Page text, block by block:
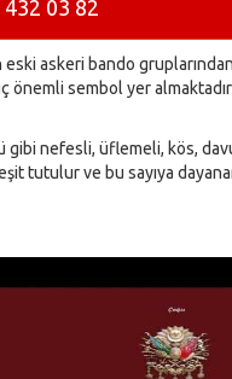
03 82
askeri bando
önemli sembol yer
nefesli, üflemeli, kös,
eşit tutulur ve bu sayıya